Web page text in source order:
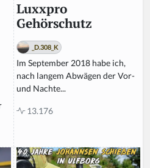
Luxxpro
Gehörschutz
_D.308_K
Im September 2018 habe ich,
nach langem Abwägen der Vor-
und Nachte...
13.176